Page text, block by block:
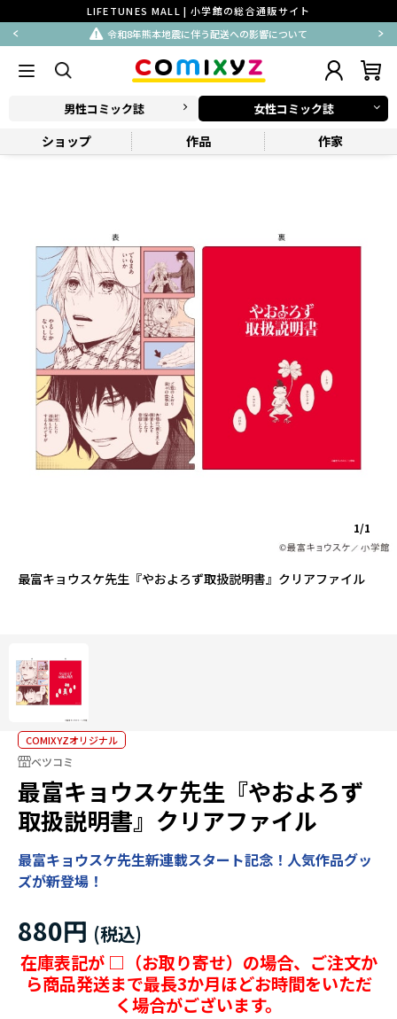
LIFETUNES MALL | 小学館の総合通販サイト
令和8年熊本地震に伴う配送への影響について
男性コミック誌 女性コミック誌
ショップ 作品 作家
最富キョウスケ先生『やおよろず取扱説明書』クリアファイル
1/1
COMIXYZオリジナル
ベツコミ
最富キョウスケ先生『やおよろず
取扱説明書』クリアファイル
最富キョウスケ先生新連載スタート記念！人気作品グッ
ズが新登場！
880円
在庫表記が □（お取り寄せ）の場合、ご注文か
ら商品発送まで最長3か月ほどお時間をいただ
く場合がございます。